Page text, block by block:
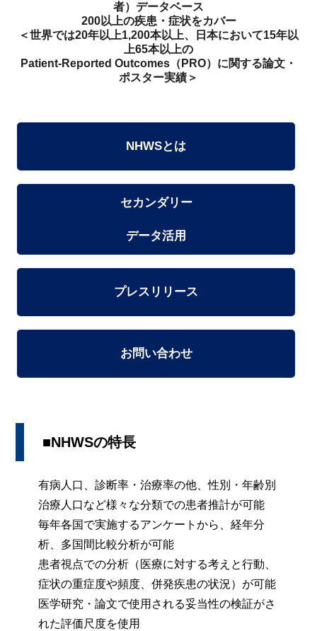
者）データベース
200以上の疾患・症状をカバー
＜世界では20年以上1,200本以上、日本において15年以
上65本以上の
Patient-Reported Outcomes（PRO）に関する論文・
ポスター実績＞
NHWSとは
セカンダリー
データ活用
プレスリリース
お問い合わせ
■NHWSの特長
有病人口、診断率・治療率の他、性別・年齢別
治療人口など様々な分類での患者推計が可能
毎年各国で実施するアンケートから、経年分
析、多国間比較分析が可能
患者視点での分析（医療に対する考えと行動、
症状の重症度や頻度、併発疾患の状況） が可能
医学研究・論文で使用される妥当性の検証がさ
れた評価尺度を使用